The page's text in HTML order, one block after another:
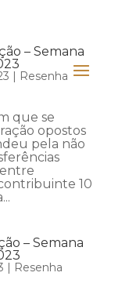
– Semana
| Resenha
que se
opostos
pela não
10
– Semana
| Resenha